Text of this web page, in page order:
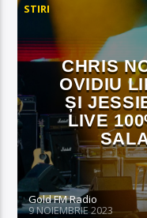
STIRI
CHRIS
OVIDIU
ȘI
LIVE
Gold FM Radio
9 NOIEMBRIE 2023